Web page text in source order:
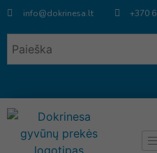
info@dokrinesa.lt +370